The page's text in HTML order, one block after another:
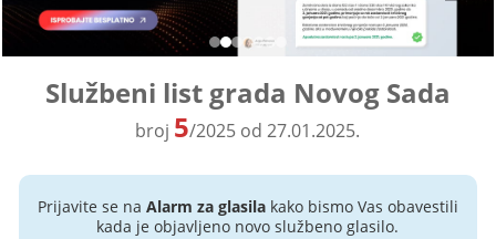
Službeni list grada Novog Sada
broj 5/2025 od 27.01.2025.
Prijavite se na Alarm za glasilakako bismo Vas obavestili
kada je objavljeno novo službeno glasilo.